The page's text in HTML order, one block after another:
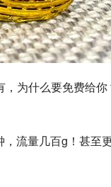
为什么要免费给
流量几百g！甚至